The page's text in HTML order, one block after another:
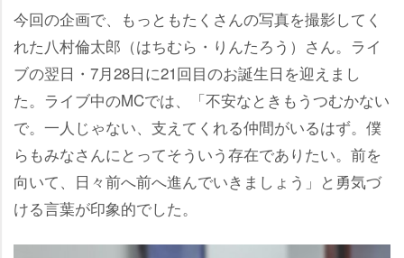
今回の企画で、もっともたくさんの写真を撮影してく
れた八村倫太郎（はちむら・りんたろう）さん。ライ
ブの翌日・7月28日に21回目のお誕生日を迎えまし
た。ライブ中のMCでは、「不安なときもうつむかない
で。一人じゃない、支えてくれる仲間がいるはず。僕
らもみなさんにとってそういう存在でありたい。前を
向いて、日々前へ前へ進んでいきましょう」と勇気づ
ける言葉が印象的でした。